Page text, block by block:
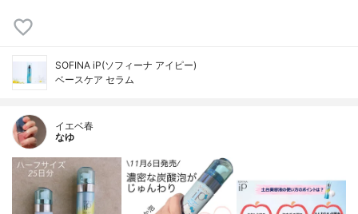
SOFINA iP(ソフィーナ アイピー)
ベースケア セラム
イエベ春
なゆ